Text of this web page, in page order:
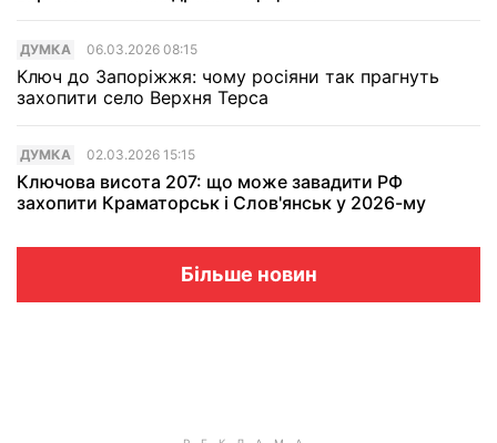
ДУМКА 06.03.2026 08:15
Ключ до Запоріжжя: чому росіяни так прагнуть
захопити село Верхня Терса
ДУМКА 02.03.2026 15:15
Ключова висота 207: що може завадити РФ
захопити Краматорськ і Слов'янськ у 2026-му
Більше новин